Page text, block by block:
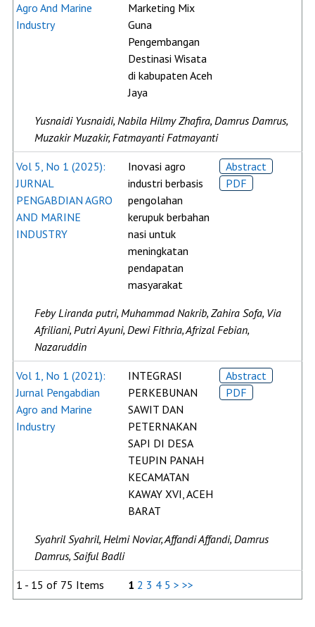
Agro And Marine
Industry
Marketing Mix
Guna
Pengembangan
Destinasi Wisata
di kabupaten Aceh
Jaya
Yusnaidi Yusnaidi, Nabila Hilmy Zhafira, Damrus Damrus,
Muzakir Muzakir, Fatmayanti Fatmayanti
Vol 5, No 1 (2025):
JURNAL
PENGABDIAN AGRO
AND MARINE
INDUSTRY
Inovasi agro
industri berbasis
pengolahan
kerupuk berbahan
nasi untuk
meningkatan
pendapatan
masyarakat
Abstract
PDF
Feby Liranda putri, Muhammad Nakrib, Zahira Sofa, Via
Afriliani, Putri Ayuni, Dewi Fithria, Afrizal Febian,
Nazaruddin
Vol 1, No 1 (2021):
Jurnal Pengabdian
Agro and Marine
Industry
INTEGRASI
PERKEBUNAN
SAWIT DAN
PETERNAKAN
SAPI DI DESA
TEUPIN PANAH
KECAMATAN
KAWAY XVI, ACEH
BARAT
Abstract
PDF
Syahril Syahril, Helmi Noviar, Affandi Affandi, Damrus
Damrus, Saiful Badli
1 - 15 of 75 Items 1 2 3 4 5 > >>